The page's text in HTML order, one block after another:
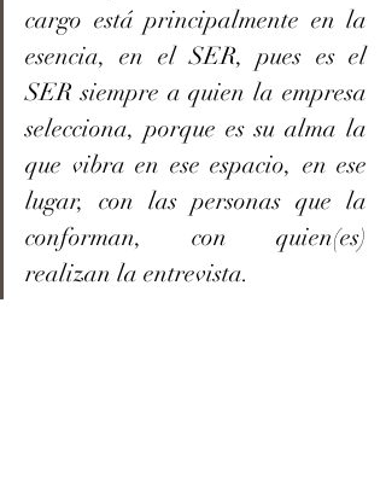
cargo está principalmente en la
esencia, en el SER, pues es el
SER siempre a quien la empresa
selecciona, porque es su alma la
que vibra en ese espacio, en ese
lugar, con las personas que la
conforman, con quien(es)
realizan la entrevista.